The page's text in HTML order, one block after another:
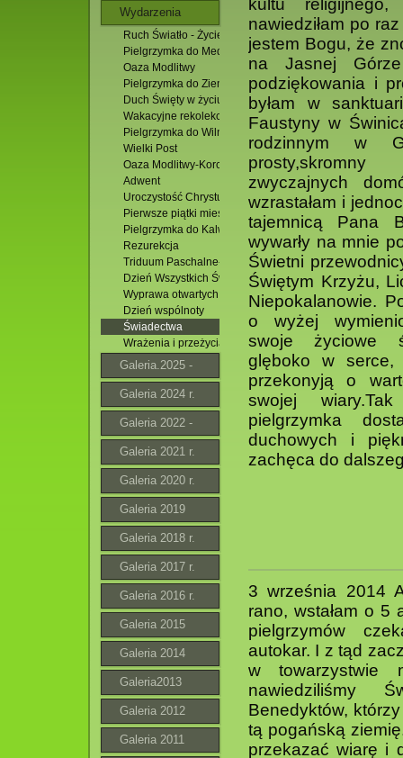
Wydarzenia
Ruch Światło - Życie
Pielgrzymka do Medjugorie. 14 -19.07.2026 r.
Oaza Modlitwy
Pielgrzymka do Ziemi Świętej
Duch Święty w życiu Jezusa
Wakacyjne rekolekcje ministrantów
Pielgrzymka do Wilna
Wielki Post
Oaza Modlitwy-Korchów
Adwent
Uroczystość Chrystusa Króla
Pierwsze piątki miesiąca
Pielgrzymka do Kalwarii Pacławskiej
Rezurekcja
Triduum Paschalne- znaczenie
Dzień Wszystkich Świętych
Wyprawa otwartych oczu 2010
Dzień wspólnoty
Świadectwa
Wrażenia i przeżycia z pielgrzymki
Galeria.2025 -
2026
Galeria 2024 r.
Galeria 2022 -
2023 r.
Galeria 2021 r.
Galeria 2020 r.
Galeria 2019
Galeria 2018 r.
Galeria 2017 r.
Galeria 2016 r.
Galeria 2015
Galeria 2014
Galeria2013
Galeria 2012
Galeria 2011
kultu
nawiedziłam po
jestem Bogu, że
na Jasnej
podziękowania i
byłam w
Faustyny w
rodzinnym w
zwyczajnych
wzrastałam i
tajemnicą Pana
wywarły na mnie
Świetni
Świętym Krzyżu,
Niepokalanowie.
o wyżej
swoje życiowe
glęboko w serce,
przekonyją o
swojej
pielgrzymka
duchowych i
zachęca do
3 września 2014
rano, wstałam o 5
pielgrzymów
autokar. I z tąd
w towarzystwie
nawiedziliśmy
Benedyktów,
tą pogańską
przekazać wiarę i